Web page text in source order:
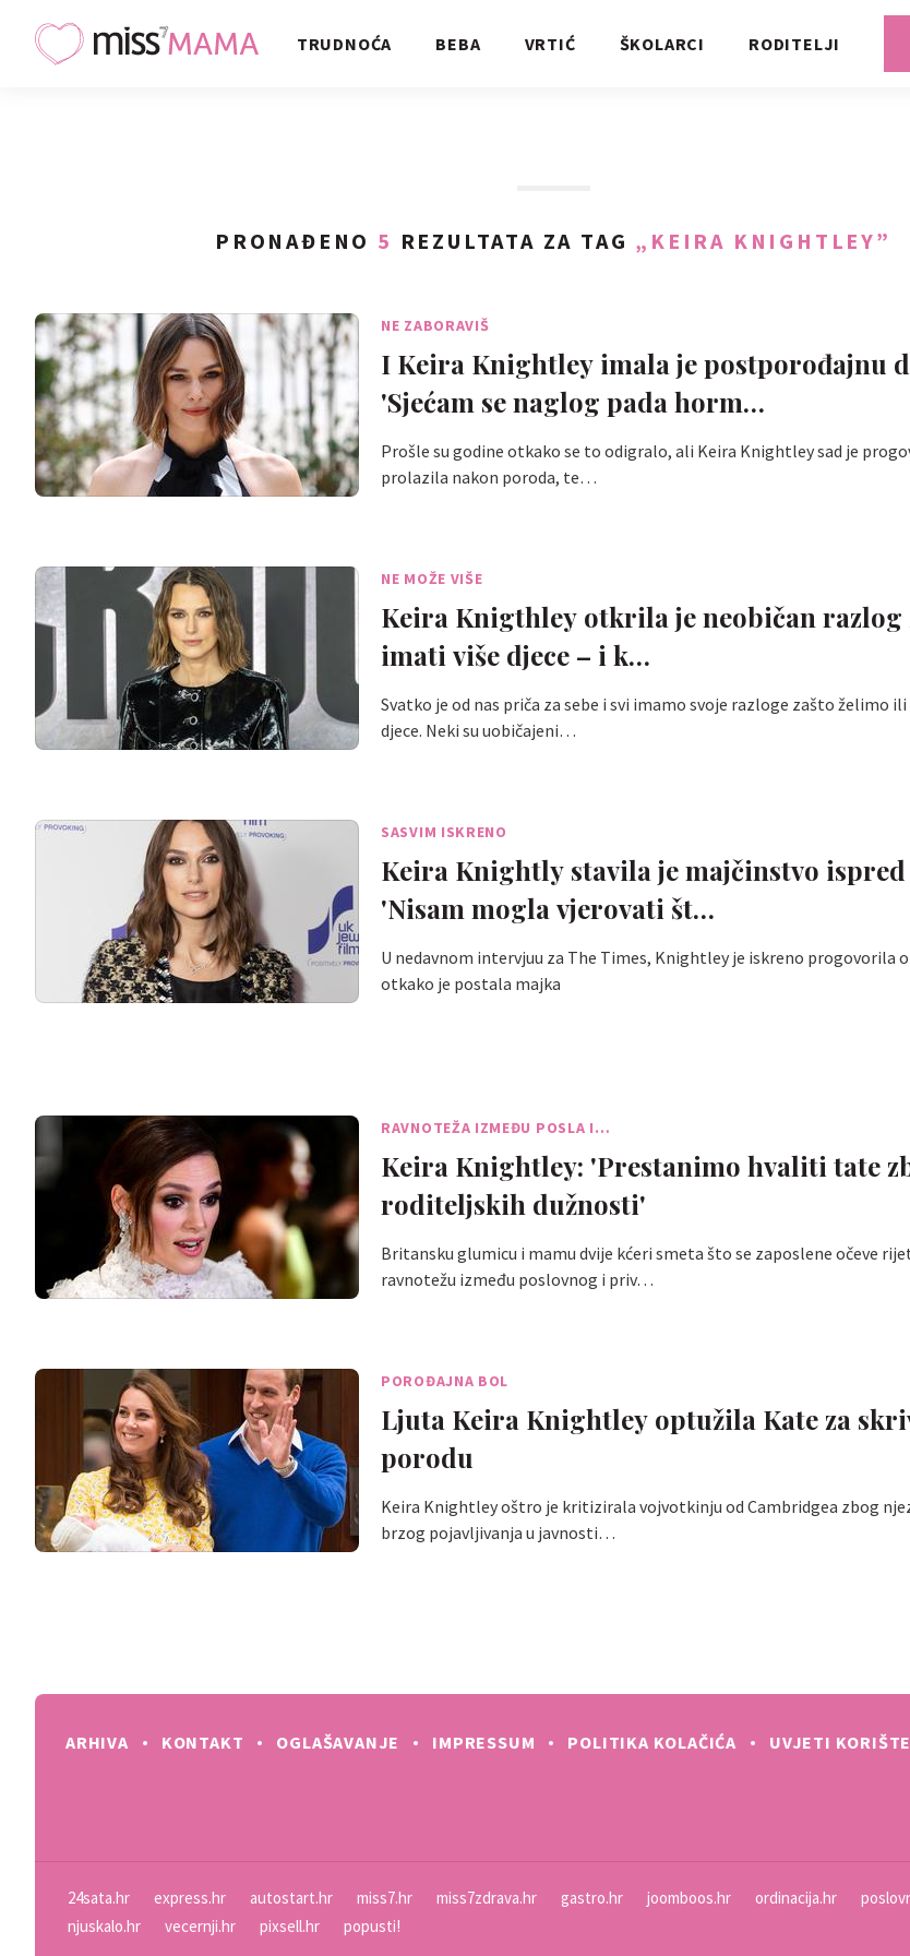
TRUDNOĆA BEBA VRTIĆ ŠKOLARCI RODITELJI
PRONAĐENO 5 REZULTATA ZA TAG „KEIRA KNIGHTLEY”
NE ZABORAVIŠ
I Keira Knightley imala je postporođajnu
'Sjećam se naglog pada horm…
Prošle su godine otkako se to odigralo, ali Keira Knightley sad je
prolazila nakon poroda, te…
NE MOŽE VIŠE
Keira Knigthley otkrila je neobičan razlog
imati više djece – i k…
Svatko je od nas priča za sebe i svi imamo svoje razloge zašto želimo
djece. Neki su uobičajeni…
SASVIM ISKRENO
Keira Knightly stavila je majčinstvo
'Nisam mogla vjerovati št…
U nedavnom intervjuu za The Times, Knightley je iskreno progovorila
otkako je postala majka
RAVNOTEŽA IZMEĐU POSLA I…
Keira Knightley: 'Prestanimo hvaliti tate
roditeljskih dužnosti'
Britansku glumicu i mamu dvije kćeri smeta što se zaposlene očeve
ravnotežu između poslovnog i priv…
POROĐAJNA BOL
Ljuta Keira Knightley optužila Kate za
porodu
Keira Knightley oštro je kritizirala vojvotkinju od Cambridgea zbog
brzog pojavljivanja u javnosti…
ARHIVA KONTAKT OGLAŠAVANJE IMPRESSUM POLITIKA KOLAČIĆA UVJETI
24sata.hr express.hr autostart.hr miss7.hr miss7zdrava.hr gastro.hr joomboos.hr ordinacija.hr
njuskalo.hr
vecernji.hr pixsell.hr popusti!